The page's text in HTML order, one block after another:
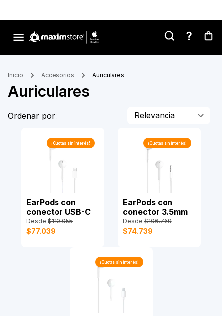
Inicio Accesorios Auriculares
Auriculares
Ordenar por: Relevancia
¡Cuotas sin interés!
EarPods con
conector USB-C
Desde $110.055
$77.039
¡Cuotas sin interés!
EarPods con
conector 3.5mm
Desde $106.769
$74.739
¡Cuotas sin interés!